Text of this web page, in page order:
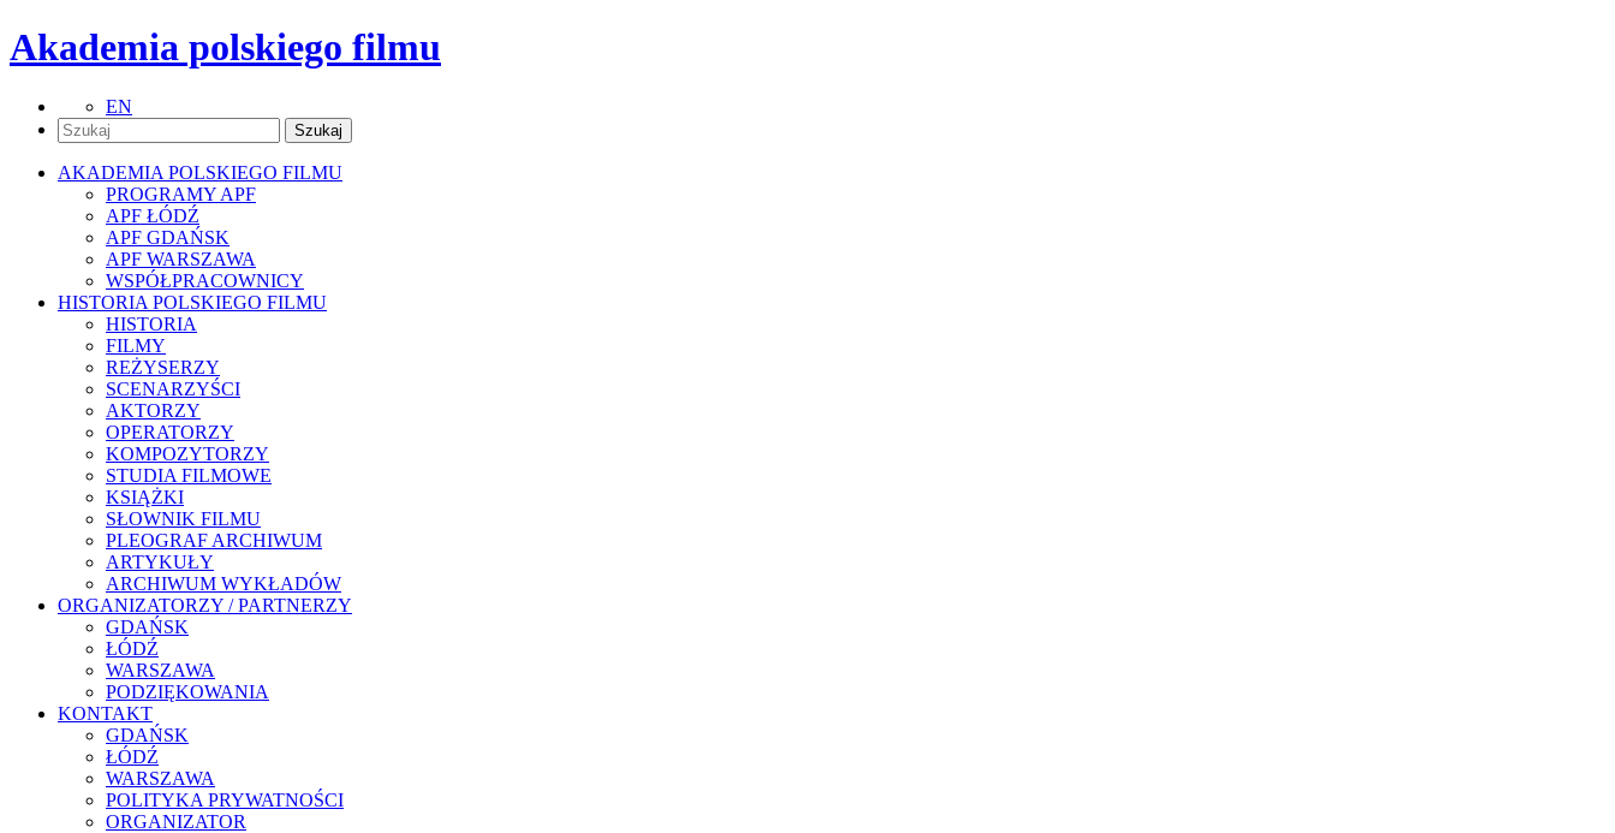
Akademia polskiego filmu
EN
AKADEMIA POLSKIEGO FILMU
PROGRAMY APF
APF ŁÓDŹ
APF GDAŃSK
APF WARSZAWA
WSPÓŁPRACOWNICY
HISTORIA POLSKIEGO FILMU
HISTORIA
FILMY
REŻYSERZY
SCENARZYŚCI
AKTORZY
OPERATORZY
KOMPOZYTORZY
STUDIA FILMOWE
KSIĄŻKI
SŁOWNIK FILMU
PLEOGRAF ARCHIWUM
ARTYKUŁY
ARCHIWUM WYKŁADÓW
ORGANIZATORZY / PARTNERZY
GDAŃSK
ŁÓDŹ
WARSZAWA
PODZIĘKOWANIA
KONTAKT
GDAŃSK
ŁÓDŹ
WARSZAWA
POLITYKA PRYWATNOŚCI
ORGANIZATOR